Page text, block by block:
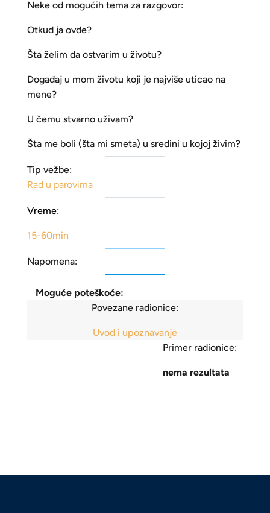
Neke od mogućih tema za razgovor:
Otkud ja ovde?
Šta želim da ostvarim u životu?
Događaj u mom životu koji je najviše uticao na
mene?
U čemu stvarno uživam?
Šta me boli (šta mi smeta) u sredini u kojoj živim?
Tip vežbe:
Rad u parovima
Vreme:
15-60min
Napomena:
Moguće poteškoće:
Povezane radionice:
Uvod i upoznavanje
Primer radionice:
nema rezultata